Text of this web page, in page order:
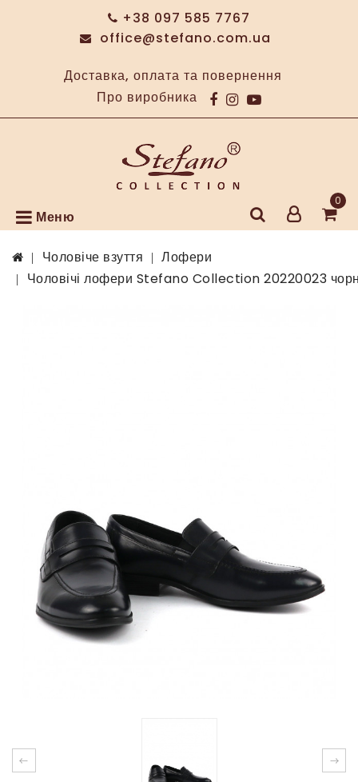
+38 097 585 7767
office@stefano.com.ua
Доставка, оплата та повернення
Про виробника
Меню
0
Чоловіче взуття
Лофери
Чоловічі лофери Stefano Collection 20220023